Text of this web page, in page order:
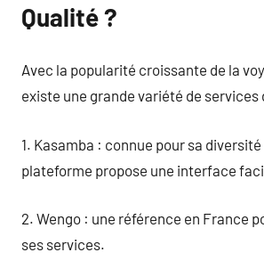
Qualité ?
Avec la popularité croissante de la
existe une grande variété de services
1. Kasamba : connue pour sa
plateforme propose une interface
2. Wengo : une référence en France
ses services.